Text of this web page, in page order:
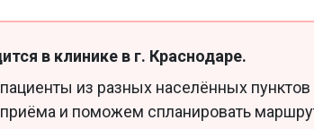
в клинике в г. Краснодаре.
из разных населённых
и поможем спланировать